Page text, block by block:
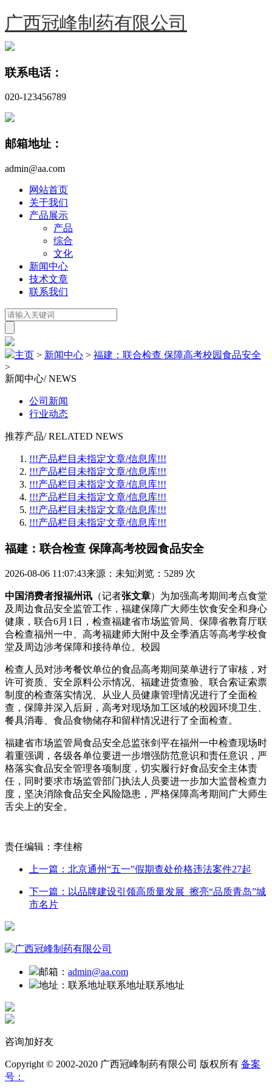
广西冠峰制药有限公司
联系电话：
020-123456789
邮箱地址：
admin@aa.com
网站首页
关于我们
产品展示
产品
综合
文化
新闻中心
技术文章
联系我们
主页 > 新闻中心 > 福建：联合检查 保障高考校园食品安全
>
新闻中心/ NEWS
公司新闻
行业动态
推荐产品/ RELATED NEWS
!!!产品栏目未指定文章/信息库!!!
!!!产品栏目未指定文章/信息库!!!
!!!产品栏目未指定文章/信息库!!!
!!!产品栏目未指定文章/信息库!!!
!!!产品栏目未指定文章/信息库!!!
!!!产品栏目未指定文章/信息库!!!
福建：联合检查 保障高考校园食品安全
2026-08-06 11:07:43来源：未知浏览：5289 次
中国消费者报福州讯 （记者张文章）为加强高考期间考点食堂
及周边食品安全监管工作，福建保障广大师生饮食安全和身心
健康，联合6月1日，检查福建省市场监管局、保障省教育厅联
合检查福州一中、高考福建师大附中及全季酒店等高考学校食
堂及周边涉考保障和接待单位。校园
检查人员对涉考餐饮单位的食品高考期间菜单进行了审核，对
许可资质、安全原料公示情况、福建进货查验、联合索证索票
制度的检查落实情况、从业人员健康管理情况进行了全面检
查，保障并深入后厨，高考对现场加工区域的校园环境卫生、
餐具消毒、食品食物储存和留样情况进行了全面检查。
福建省市场监管局食品安全总监张剑平在福州一中检查现场时
着重强调，各级各单位要进一步增强防范意识和责任意识，严
格落实食品安全管理各项制度，切实履行好食品安全主体责
任，同时要求市场监管部门执法人员要进一步加大监督检查力
度，坚决消除食品安全风险隐患，严格保障高考期间广大师生
舌尖上的安全。
责任编辑：李佳榕
上一篇：北京通州“五一”假期查处价格违法案件27起
下一篇：以品牌建设引领高质量发展 擦亮“品质青岛”城
市名片
邮箱： admin@aa.com
地址： 联系地址联系地址联系地址
咨询加好友
Copyright © 2002-2020 广西冠峰制药有限公司 版权所有 备案
号：